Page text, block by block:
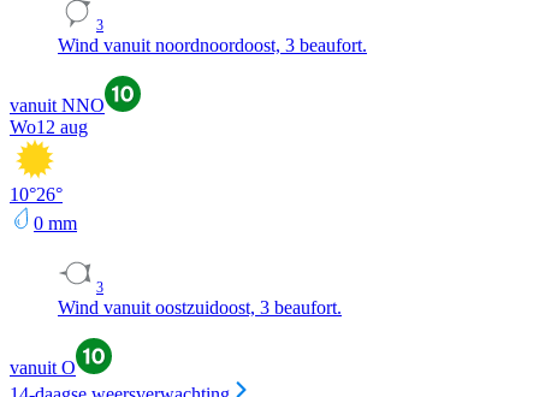
3
Wind vanuit noordnoordoost, 3 beaufort.
vanuit NNO
Wo12 aug
10°26°
0 mm
3
Wind vanuit oostzuidoost, 3 beaufort.
vanuit O